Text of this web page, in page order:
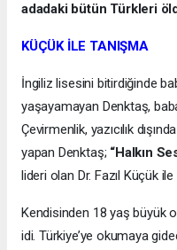
adadaki bütün Türkleri
KÜÇÜK İLE TANIŞMA
İngiliz lisesini bitirdiğinde
yaşayamayan Denktaş,
Çevirmenlik, yazıcılık
yapan Denktaş; “Halkın
lideri olan Dr. Fazıl Küçük ile
Kendisinden 18 yaş büyük
idi. Türkiye’ye okumaya